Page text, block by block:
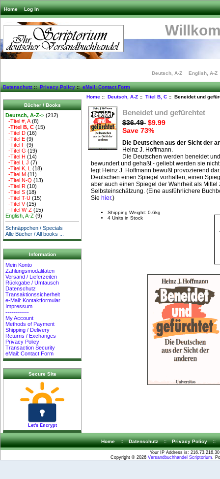
Home Log In
Deutsch, A-Z English, A-Z
Datenschutz::Privacy Policy::eMail: Contact Form
Bücher / Books
Deutsch, A-Z-> (212)
-Titel #, A (8)
-Titel B, C (15)
-Titel D (16)
-Titel E (9)
-Titel F (9)
-Titel G (19)
-Titel H (14)
-Titel I, J (7)
-Titel K, L (18)
-Titel M (11)
-Titel N-Q (13)
-Titel R (10)
-Titel S (18)
-Titel T-U (15)
-Titel V(15)
-Titel W-Z (15)
English, A-Z (9)
Schnäppchen / Specials
Alle Bücher / All books ...
Information
Mein Konto
Zahlungsmodalitäten
Versand / Lieferzeiten
Rückgabe / Umtausch
Datenschutz
Transaktionssicherheit
e-Mail: Kontaktformular
Impressum
------------
My Account
Methods of Payment
Shipping / Delivery
Returns / Exchanges
Privacy Policy
Transaction Security
eMail: Contact Form
Secure Site
Let's Encrypt
Home:: Deutsch, A-Z:: Titel B, C:: Beneidet und
Beneidet und gefürchtet
$36.49 $9.99
Save 73%
Die Deutschen aus der Sicht der
Heinz J. Hoffmann.
Die Deutschen werden beneidet
bewundert und gehaßt - geliebt werden sie
legt Heinz J. Hoffmann bewußt provozierend
Deutschen einen Spiegel vorhalten, einen
aber auch einen Spiegel der Wahrheit als Mittel
Selbsteinschätzung. (Eine ausführlichere
Sie hier.)
Shipping Weight: 0.6kg
4 Units in Stock
Home :: Datenschutz :: Privacy Policy ::
Your IP Address is: 216.73.216.30
Copyright © 2026 Versandbuchhandel Scriptorium .